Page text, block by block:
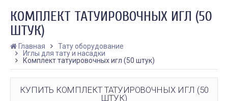
КАК ПРАВИЛЬНО И ДЛЯ ЧЕГО
ДЕЛАТЬ КАРБОНОВЫЙ ПИЛИНГ
инновационная
КАК ПРАВИЛЬНО
ИСПОЛЬЗОВАТЬ
ЗАЖИВЛЕНИЯ ТАТУ
Дата:31.01.2024
Татуировки - это
КОМПЛЕКТ ТАТУИРОВОЧНЫХ ИГЛ (50
ШТУК)
Главная
Тату оборудование
Иглы для тату и насадки
Комплект татуировочных игл (50 штук)
КУПИТЬ КОМПЛЕКТ ТАТУИРОВОЧНЫХ ИГЛ (50
ШТУК)